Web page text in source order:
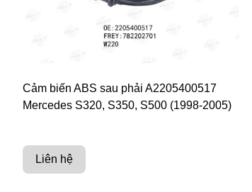
Cảm biến ABS sau phải A2205400517
Mercedes S320, S350, S500 (1998-2005)
Liên hệ